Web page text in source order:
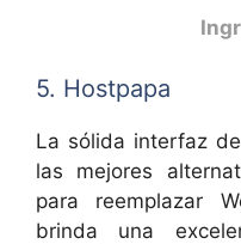
5. Hostpapa
La sólida interfaz
las mejores
para reemplazar
brinda una